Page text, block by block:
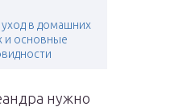
в домашних
и основные
нужно